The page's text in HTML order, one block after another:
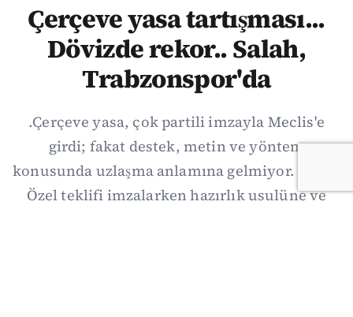
Çerçeve yasa tartışması...
Dövizde rekor.. Salah,
Trabzonspor'da
.Çerçeve yasa, çok partili imzayla Meclis'e
girdi; fakat destek, metin ve yöntem
konusunda uzlaşma anlamına gelmiyor. Özgür
Özel teklifi imzalarken hazırlık usulüne ve